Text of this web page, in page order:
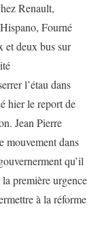
Renault,
Fourné
et deux bus sur
l’étau dans
hier le report de
Jean Pierre
mouvement dans
qu’il
première urgence
à la réforme